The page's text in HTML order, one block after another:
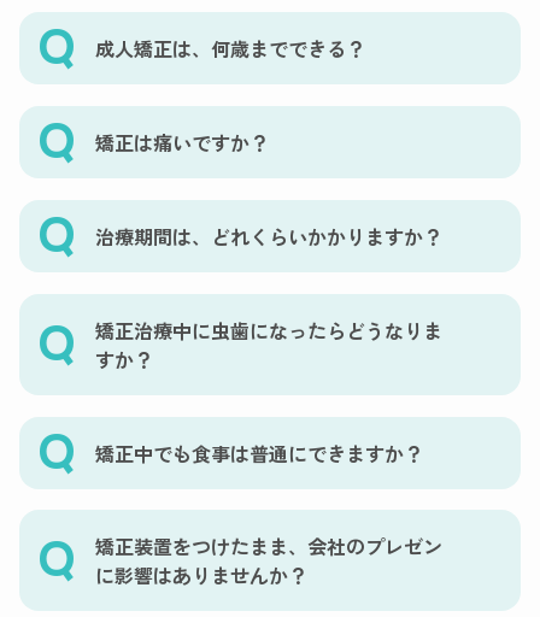
成人矯正は、何歳までできる？
矯正は痛いですか？
治療期間は、どれくらいかかりますか？
矯正治療中に虫歯になったらどうなりま
すか？
矯正中でも食事は普通にできますか？
矯正装置をつけたまま、会社のプレゼン
に影響はありませんか？